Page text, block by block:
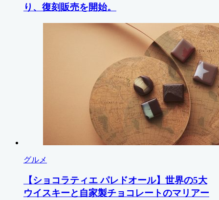
り、復刻販売を開始。
グルメ
【ショコラティエ パレドオール】世界の5大
ウイスキーと自家製チョコレートのマリアー